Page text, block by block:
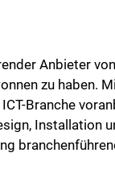
Anbieter
zu haben.
Branche
Installation